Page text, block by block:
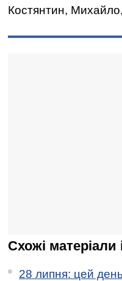
Костянтин,
Схожі матеріали
28 липня: цей день